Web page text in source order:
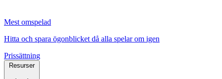
Mest omspelad
Hitta och spara ögonblicket då alla spelar om igen
Prissättning
Resurser